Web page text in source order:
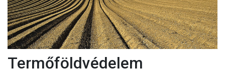
Termőföldvédelem
Erózió-defláció
Belvíz
Talajjavítás
A termésnövelő anyagokról
Talajerő-gazdálkodás
Termőföld védelme törvény
Termésnövelő anyagok
az uniós termésnövelő anyagok forgalmazására
vonatkozó szabályok megállapításáról szóló2019/1009
Európa Parlamenti és Tanácsi rendelet
Talajvédelmi szakértői tevékenység